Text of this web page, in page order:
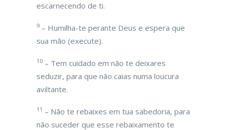
escarnecendo de ti.
9 – Humilha-te perante Deus e espera que
sua mão (execute).
10 – Tem cuidado em não te deixares
seduzir, para que não caias numa loucura
aviltante.
11 – Não te rebaixes em tua sabedoria, para
não suceder que esse rebaixamento te